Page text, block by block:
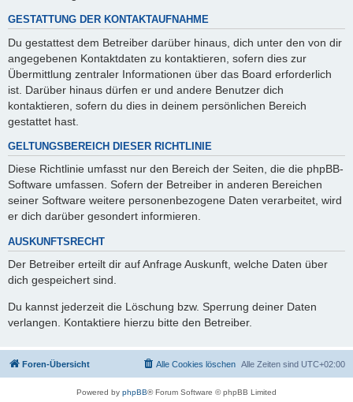
GESTATTUNG DER KONTAKTAUFNAHME
Du gestattest dem Betreiber darüber hinaus, dich unter den von dir
angegebenen Kontaktdaten zu kontaktieren, sofern dies zur
Übermittlung zentraler Informationen über das Board erforderlich
ist. Darüber hinaus dürfen er und andere Benutzer dich
kontaktieren, sofern du dies in deinem persönlichen Bereich
gestattet hast.
GELTUNGSBEREICH DIESER RICHTLINIE
Diese Richtlinie umfasst nur den Bereich der Seiten, die die phpBB-
Software umfassen. Sofern der Betreiber in anderen Bereichen
seiner Software weitere personenbezogene Daten verarbeitet, wird
er dich darüber gesondert informieren.
AUSKUNFTSRECHT
Der Betreiber erteilt dir auf Anfrage Auskunft, welche Daten über
dich gespeichert sind.
Du kannst jederzeit die Löschung bzw. Sperrung deiner Daten
verlangen. Kontaktiere hierzu bitte den Betreiber.
Foren-Übersicht Alle Zeiten sind UTC+02:00
Alle Cookies löschen
Powered by phpBB® Forum Software © phpBB Limited